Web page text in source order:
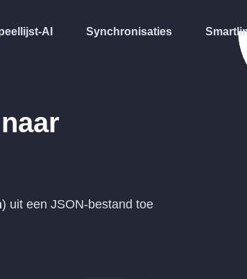
AI Synchronisaties
) uit een JSON-bestand toe